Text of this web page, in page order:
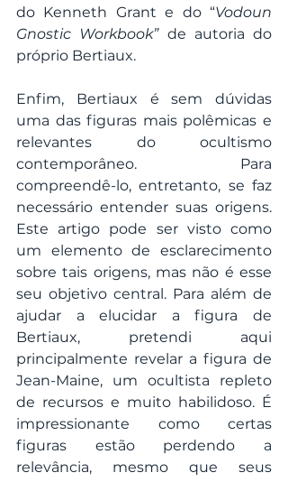
do Kenneth Grant e do “Vodoun
Gnostic Workbook” de autoria do
próprio Bertiaux.
Enfim, Bertiaux é sem dúvidas
uma das figuras mais polêmicas e
relevantes do ocultismo
contemporâneo. Para
compreendê-lo, entretanto, se faz
necessário entender suas origens.
Este artigo pode ser visto como
um elemento de esclarecimento
sobre tais origens, mas não é esse
seu objetivo central. Para além de
ajudar a elucidar a figura de
Bertiaux, pretendi aqui
principalmente revelar a figura de
Jean-Maine, um ocultista repleto
de recursos e muito habilidoso. É
impressionante como certas
figuras estão perdendo a
relevância, mesmo que seus